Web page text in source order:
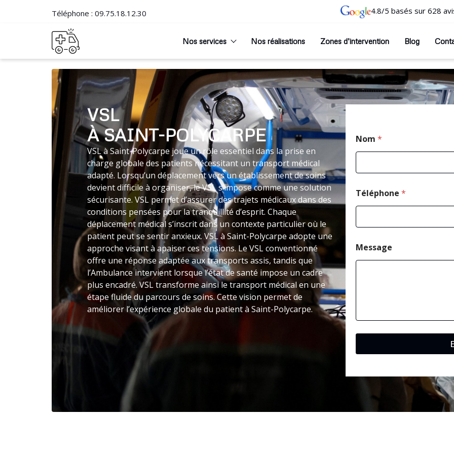
Téléphone : 09.75.18.12.30 4.8/5 basés sur 628
Nos services Nos réalisations Zones d’intervention Blog
VSL
À SAINT-POLYCARPE
VSL à Saint-Polycarpe joue un rôle essentiel dans la prise en
charge globale des patients nécessitant un transport médical
adapté. Lorsqu’un déplacement vers un établissement de soins
devient difficile à organiser, le VSL s’impose comme une solution
sécurisante. VSL permet d’assurer des trajets médicaux dans des
conditions pensées pour la tranquillité d’esprit. Chaque
déplacement médical s’inscrit dans un contexte particulier où le
patient peut se sentir anxieux. VSL à Saint-Polycarpe adopte une
approche visant à apaiser ces tensions. Le VSL conventionné
offre une réponse adaptée aux transports assis, tandis que
l’Ambulance intervient lorsque l’état de santé impose un cadre
plus encadré. VSL transforme ainsi le transport médical en une
étape fluide du parcours de soins. Cette vision permet de
améliorer l’expérience globale du patient à Saint-Polycarpe.
Nom *
Téléphone *
Message